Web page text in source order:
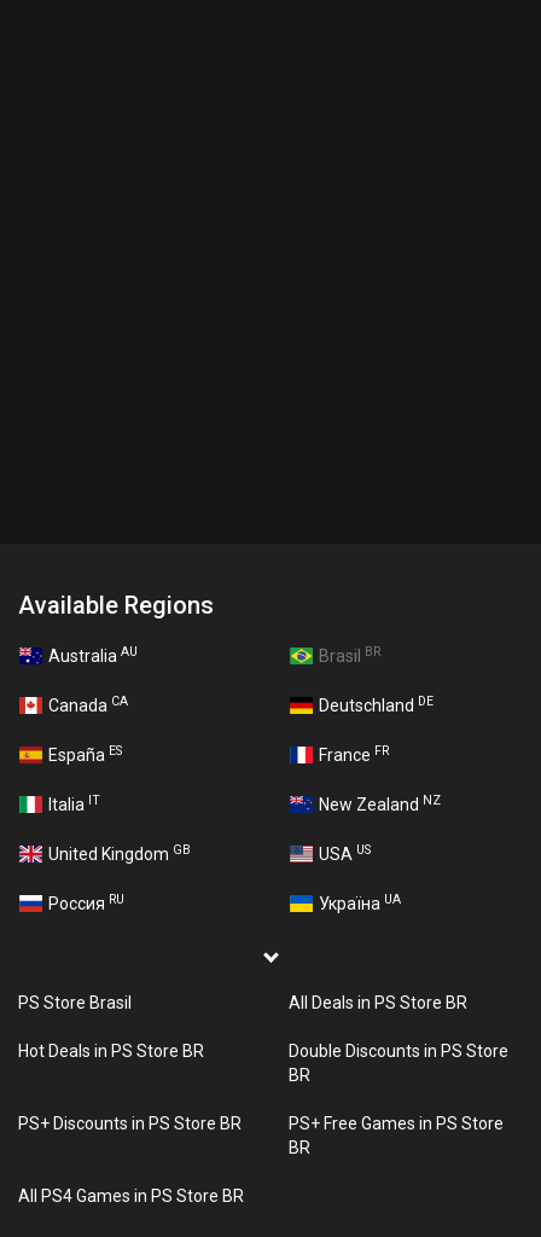
Available Regions
Australia AU Brasil BR
Canada CA Deutschland DE
España ES France FR
Italia IT New Zealand NZ
United Kingdom GB USA US
Россия RU Україна UA
PS Store Brasil All Deals in PS Store BR
Hot Deals in PS Store BR
Double Discounts in PS Store
BR
PS+ Discounts in PS Store BR
PS+ Free Games in PS Store
BR
All PS4 Games in PS Store BR